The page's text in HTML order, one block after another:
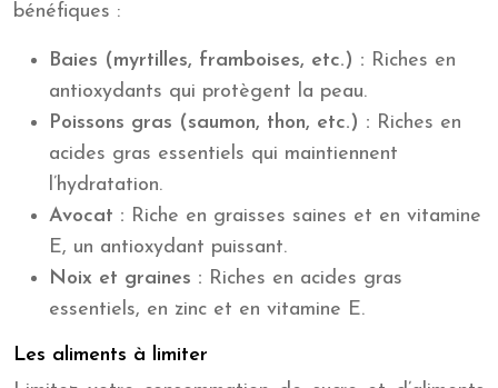
bénéfiques :
Baies (myrtilles, framboises, etc.) : Riches en
antioxydants qui protègent la peau.
Poissons gras (saumon, thon, etc.) : Riches en
acides gras essentiels qui maintiennent
l’hydratation.
Avocat : Riche en graisses saines et en vitamine
E, un antioxydant puissant.
Noix et graines : Riches en acides gras
essentiels, en zinc et en vitamine E.
Les aliments à limiter